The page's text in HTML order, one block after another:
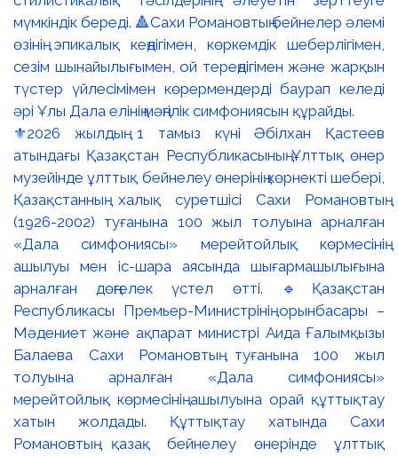
⚜️2026 жылдың 1 тамыз күні Әбілхан Қастеев
атындағы Қазақстан Республикасының Ұлттық өнер
музейінде ұлттық бейнелеу өнерінің көрнекті шебері,
Қазақстанның халық суретшісі Сахи Романовтың
(1926-2002) туғанына 100 жыл толуына арналған
«Дала симфониясы» мерейтойлық көрмесінің
ашылуы мен іс-шара аясында шығармашылығына
арналған дөңгелек үстел өтті. 🔹Қазақстан
Республикасы Премьер-Министрінің орынбасары –
Мәдениет және ақпарат министрі Аида Ғалымқызы
Балаева Сахи Романовтың туғанына 100 жыл
толуына арналған «Дала симфониясы»
мерейтойлық көрмесінің ашылуына орай құттықтау
хатын жолдады. Құттықтау хатында Сахи
Романовтың қазақ бейнелеу өнерінде ұлттық